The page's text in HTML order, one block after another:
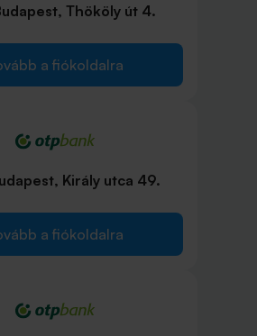
Thököly út 4.
a fiókoldalra
Király utca 49.
a fiókoldalra